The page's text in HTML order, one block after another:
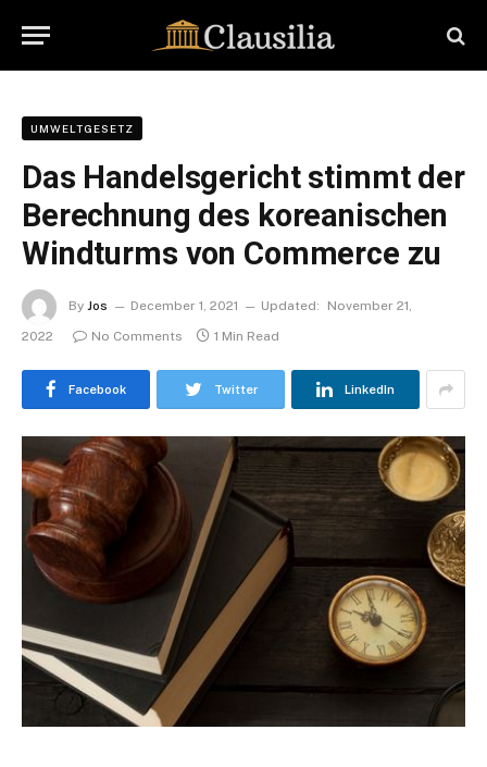
UMWELTGESETZ
Das Handelsgericht stimmt der
Berechnung des koreanischen
Windturms von Commerce zu
By Jos December 1, 2021 Updated:
November 21,
2022
No Comments 1 Min Read
Facebook Twitter LinkedIn